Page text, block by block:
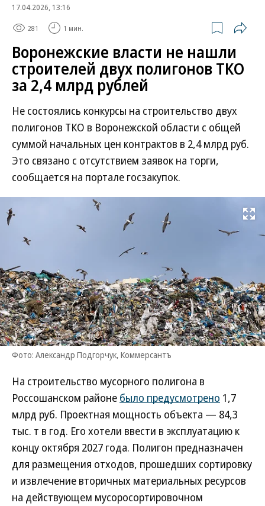
17.04.2026, 13:16
281 1 мин.
Воронежские власти не нашли
строителей двух полигонов ТКО
за 2,4 млрд рублей
Не состоялись конкурсы на строительство двух
полигонов ТКО в Воронежской области с общей
суммой начальных цен контрактов в 2,4 млрд руб.
Это связано с отсутствием заявок на торги,
сообщается на портале госзакупок.
Развернуть
Фото: Александр Подгорчук, Коммерсантъ
На строительство мусорного полигона в
Россошанском районе было предусмотрено 1,7
млрд руб. Проектная мощность объекта — 84,3
тыс. т в год. Его хотели ввести в эксплуатацию к
концу октября 2027 года. Полигон предназначен
для размещения отходов, прошедших сортировку
и извлечение вторичных материальных ресурсов
на действующем мусоросортировочном